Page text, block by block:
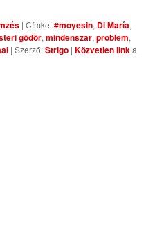
| Címke:#moyesin, Di María,
gödör,mindenszar,problem,
| Szerző:Strigo |Közvetlen linka